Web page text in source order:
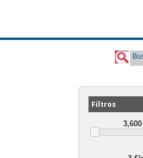
Buscar
Filtros